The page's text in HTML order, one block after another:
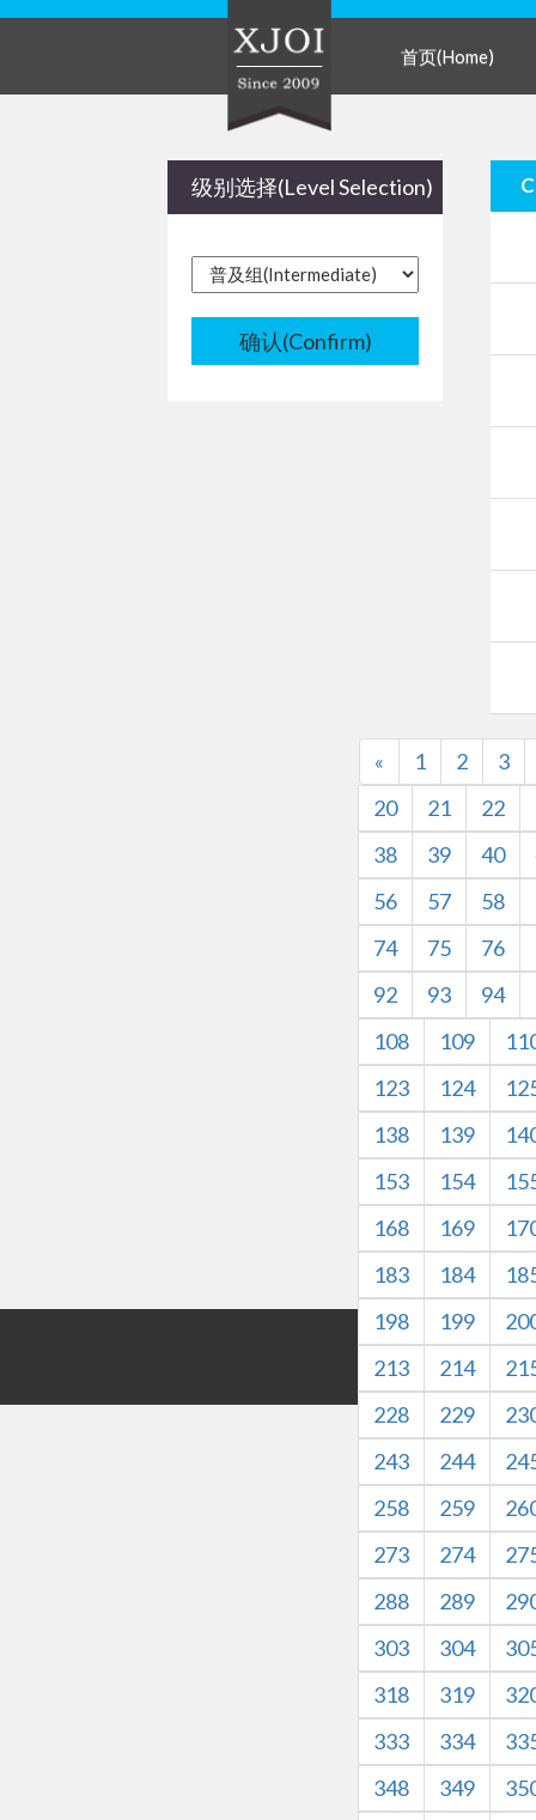
首页(Home)
级别选择(Level Selection)
确认(Confirm)
« 1 2
3
20
21 22
38
39 40
56
57 58
74
75 76
92
93 94
108
109
123
124
138
139
153
154
168
169
183
184
198
199
213
214
228
229
243
244
258
259
273
274
288
289
303
304
318
319
333
334
348
349
版权所有
本网站内容仅